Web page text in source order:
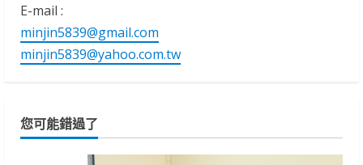
E-mail :
minjin5839@gmail.com
minjin5839@yahoo.com.tw
您可能錯過了